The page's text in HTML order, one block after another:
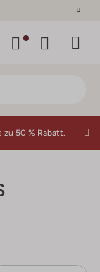
zu 50 % Rabatt.